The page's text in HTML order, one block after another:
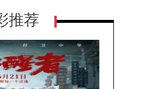
推荐